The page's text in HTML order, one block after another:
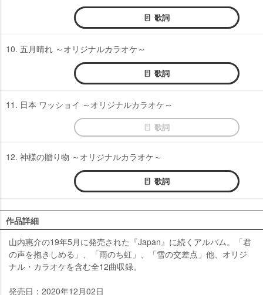
歌詞
10. 五月晴れ ～オリジナルカラオケ～
歌詞
11. 日本 ワッショイ ～オリジナルカラオケ～
歌詞
12. 神様の贈り物 ～オリジナルカラオケ～
歌詞
作品詳細
山内惠介の19年5月に発売された『Japan』に続くアルバム。「君
の声を抱きしめる」、「雨のち虹」、「雪の交差点」他、オリジ
ナル・カラオケを含む全12曲収録。
発売日：2020年12月02日